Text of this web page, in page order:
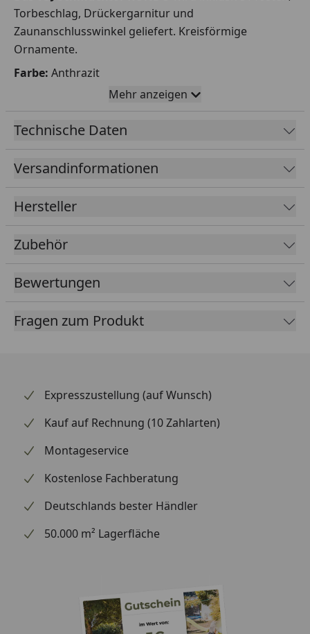
Torbeschlag, Drückergarnitur und
Zaunanschlusswinkel geliefert. Kreisförmige
Ornamente.
Farbe: Anthrazit
800 mm, 1000 mm, 1200 mm
Breite:1000 mm
Material:
besteht aus feuerverzinktem Material und ist
pulverbeschichtet in der RAL-Farbe Anthrazit (RAL
7016). Durch einen Öffnungswinkel von 180 Grad und
verstellbare Scharniere bietet Ihnen dieses Tor eine
flexible und praktische Lösung an.
Pfosten zur Befestigung des Tors am Boden werden
Mehr anzeigen
Technische Daten
Versandinformationen
Hersteller
Zubehör
Bewertungen
Fragen zum Produkt
Expresszustellung (auf Wunsch)
Kauf auf Rechnung (10 Zahlarten)
Montageservice
Kostenlose Fachberatung
Deutschlands bester Händler
50.000 m² Lagerfläche